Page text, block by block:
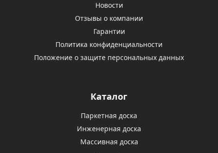
Новости
Отзывы о компании
Гарантии
Политика конфиденциальности
Положение о защите персональных данных
Каталог
Паркетная доска
Инженерная доска
Массивная доска